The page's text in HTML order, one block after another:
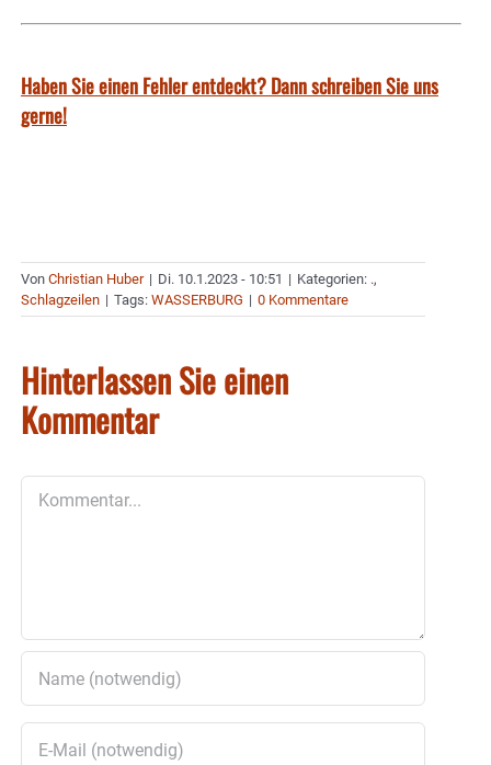
Haben Sie einen Fehler entdeckt? Dann schreiben Sie uns
gerne!
Von Christian Huber | Di. 10.1.2023 - 10:51 | Kategorien: .,
Schlagzeilen | Tags: WASSERBURG | 0 Kommentare
Hinterlassen Sie einen
Kommentar